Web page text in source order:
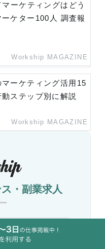
ーケティングはどう
ケター100人 調査報
Workship MAGAZINE
マーケティング活用15
ステップ別に解説
Workship MAGAZINE
・副業求人